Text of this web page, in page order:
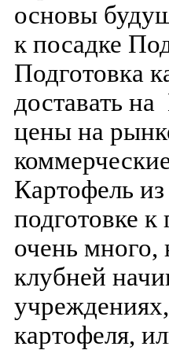
основы
к посадке
Подготовка
доставать
цены на
Картофель
подготовке
очень много,
клубней
картофеля,